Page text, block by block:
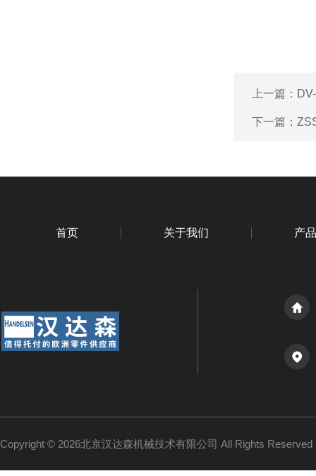
上一篇：
下一篇：
首页 关于我们 产
Copyright © 2026北京汉达森机械技术有限公司 All Rights